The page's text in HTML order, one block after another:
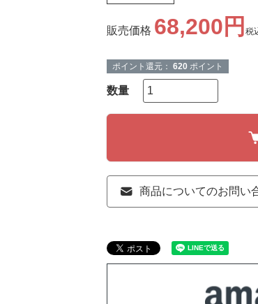
販売価格 68,200 税
ポイント還元： 620 ポイント
商品についてのお問い